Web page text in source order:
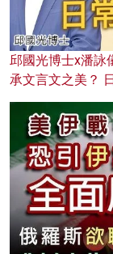
邱國光博士x潘詠
承文言文之美？